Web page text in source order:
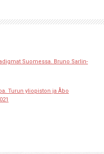
Suomessa. Bruno Sarlin-
Turun yliopiston ja Åbo